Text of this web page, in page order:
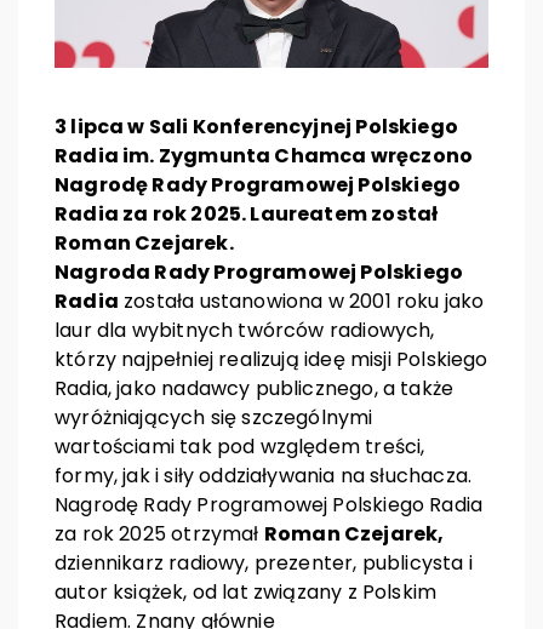
3 lipca w Sali Konferencyjnej Polskiego
Radia im. Zygmunta Chamca wręczono
Nagrodę Rady Programowej Polskiego
Radia za rok 2025. Laureatem został
Roman Czejarek.
Nagroda Rady Programowej Polskiego
Radia została ustanowiona w 2001 roku jako
laur dla wybitnych twórców radiowych,
którzy najpełniej realizują ideę misji Polskiego
Radia, jako nadawcy publicznego, a także
wyróżniających się szczególnymi
wartościami tak pod względem treści,
formy, jak i siły oddziaływania na słuchacza.
Nagrodę Rady Programowej Polskiego Radia
za rok 2025 otrzymał Roman Czejarek,
dziennikarz radiowy, prezenter, publicysta i
autor książek, od lat związany z Polskim
Radiem. Znany głównie